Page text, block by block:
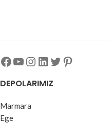
DEPOLARIMIZ
Marmara
Ege